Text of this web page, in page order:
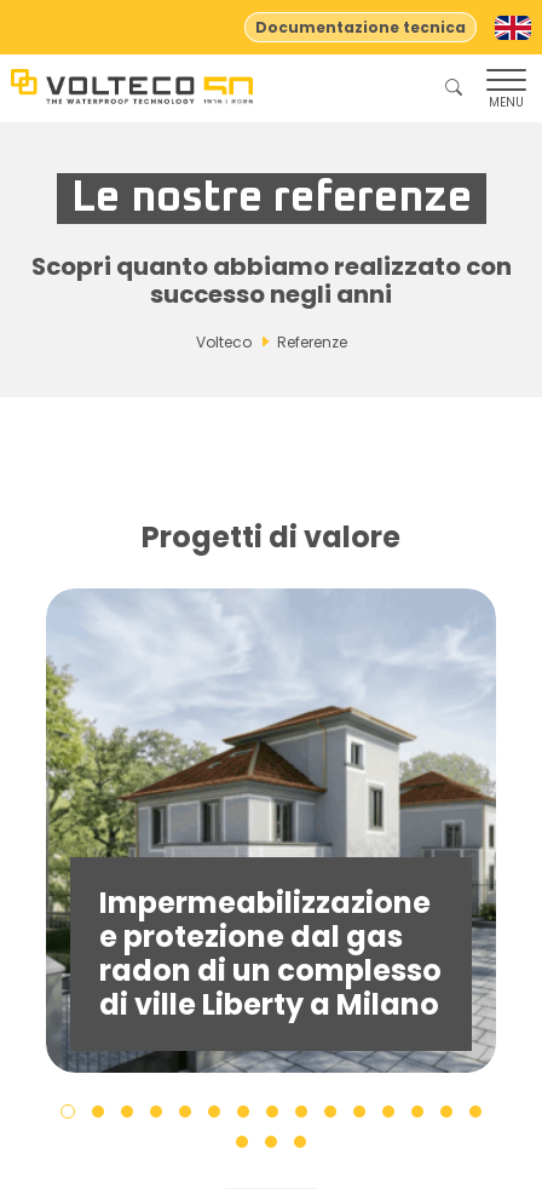
Documentazione tecnica
MENU
Le nostre referenze
Scopri quanto abbiamo realizzato con
successo negli anni
Volteco Referenze
Progetti di valore
Impermeabilizzazione
e protezione dal gas
radon di un complesso
di ville Liberty a Milano